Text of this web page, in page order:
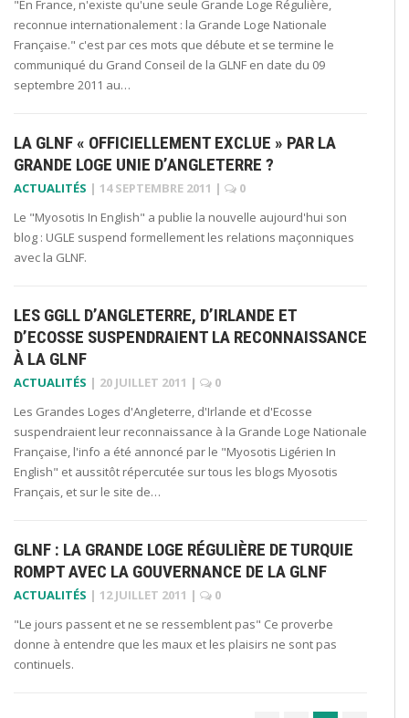
"En France, n'existe qu'une seule Grande Loge Régulière,
reconnue internationalement : la Grande Loge Nationale
Française." c'est par ces mots que débute et se termine le
communiqué du Grand Conseil de la GLNF en date du 09
septembre 2011 au…
LA GLNF « OFFICIELLEMENT EXCLUE » PAR LA
GRANDE LOGE UNIE D’ANGLETERRE ?
ACTUALITÉS | 14 SEPTEMBRE 2011 |
0
Le "Myosotis In English" a publie la nouvelle aujourd'hui son
blog : UGLE suspend formellement les relations maçonniques
avec la GLNF.
LES GGLL D’ANGLETERRE, D’IRLANDE ET
D’ECOSSE SUSPENDRAIENT LA RECONNAISSANCE
À LA GLNF
ACTUALITÉS | 20 JUILLET 2011 |
0
Les Grandes Loges d'Angleterre, d'Irlande et d'Ecosse
suspendraient leur reconnaissance à la Grande Loge Nationale
Française, l'info a été annoncé par le "Myosotis Ligérien In
English" et aussitôt répercutée sur tous les blogs Myosotis
Français, et sur le site de…
GLNF : LA GRANDE LOGE RÉGULIÈRE DE TURQUIE
ROMPT AVEC LA GOUVERNANCE DE LA GLNF
ACTUALITÉS | 12 JUILLET 2011 |
0
"Le jours passent et ne se ressemblent pas" Ce proverbe
donne à entendre que les maux et les plaisirs ne sont pas
continuels.